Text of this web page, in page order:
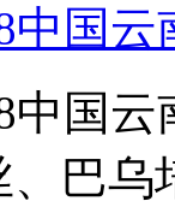
中国
中国
、巴乌